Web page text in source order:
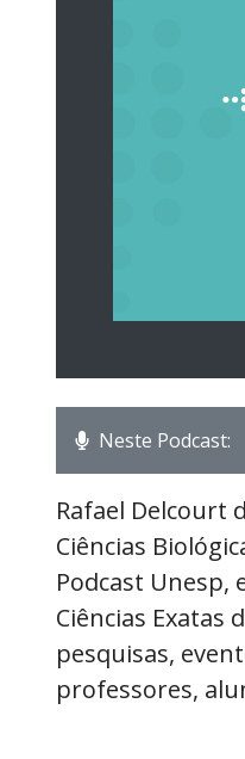
Neste Podcast:
Rafael Delcourt
Ciências
Podcast Unesp,
Ciências Exatas
pesquisas,
professores,